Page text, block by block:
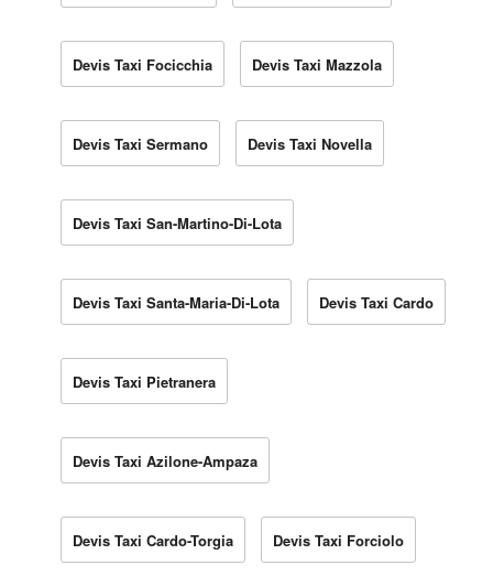
Devis Taxi Focicchia Devis Taxi Mazzola
Devis Taxi Sermano Devis Taxi Novella
Devis Taxi San-Martino-Di-Lota
Devis Taxi Santa-Maria-Di-Lota Devis Taxi Cardo
Devis Taxi Pietranera
Devis Taxi Azilone-Ampaza
Devis Taxi Cardo-Torgia Devis Taxi Forciolo